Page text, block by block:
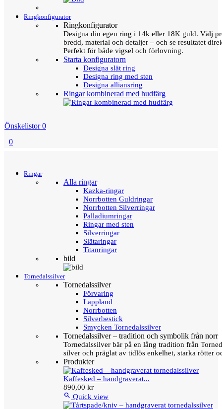
Ringkonfigurator
Ringkonfigurator
Designa din egen ring i 14k eller 18K guld. Välj
bredd, material och detaljer – och se resultatet
Perfekt för både vigsel och förlovning.
Starta konfiguratorn
Designa slät ring
Designa ring med sten
Designa alliansring
Ringar kombinerad med hudfärg
Önskelistor 0
0
Ringar
Alla ringar
Kazka-ringar
Norrbotten Guldringar
Norrbotten Silverringar
Palladiumringar
Ringar med sten
Silverringar
Slätaringar
Titanringar
bild
Tornedalssilver
Tornedalssilver
Förvaring
Lappland
Norrbotten
Silverbestick
Smycken Tornedalssilver
Tornedalssilver – tradition och symbolik från norr
Tornedalssilver bär på en lång tradition från
silver och präglat av tidlös enkelhet, starka rötter
Produkter
Kaffesked – handgraverat...
890,00 kr
 Quick view